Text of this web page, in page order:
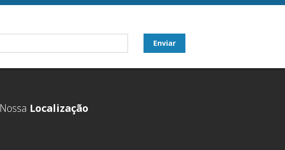
Nossa Localização